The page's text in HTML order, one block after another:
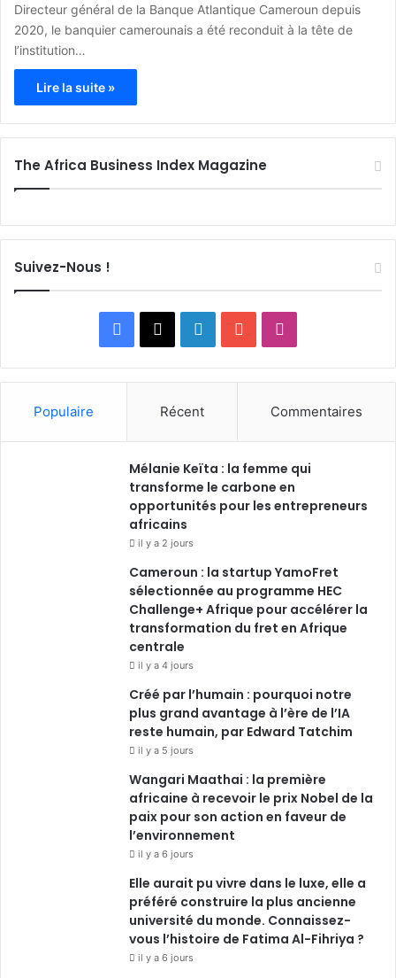
Directeur général de la Banque Atlantique Cameroun depuis
2020, le banquier camerounais a été reconduit à la tête de
l’institution…
Lire la suite »
The Africa Business Index Magazine
Suivez-Nous !
a
b
o
o
k
i
e
d
n
o
u
b
n
a
g
a
m
Populaire Récent Commentaires
Mélanie Keïta : la femme qui
transforme le carbone en
opportunités pour les entrepreneurs
africains
il y a 2 jours
Cameroun : la startup YamoFret
sélectionnée au programme HEC
Challenge+ Afrique pour accélérer la
transformation du fret en Afrique
centrale
il y a 4 jours
Créé par l’humain : pourquoi notre
plus grand avantage à l’ère de l’IA
reste humain, par Edward Tatchim
il y a 5 jours
Wangari Maathai : la première
africaine à recevoir le prix Nobel de la
paix pour son action en faveur de
l’environnement
il y a 6 jours
Elle aurait pu vivre dans le luxe, elle a
préféré construire la plus ancienne
université du monde. Connaissez-
vous l’histoire de Fatima Al-Fihriya ?
il y a 6 jours